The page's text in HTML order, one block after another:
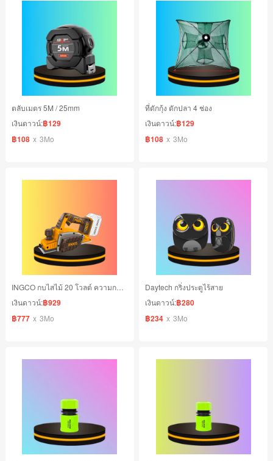
ตลับเมตร 5M / 25mm
เงินดาวน์:฿129
฿108 x 3Mo
ที่ดักกุ้ง ดักปลา 4 ช่อง
เงินดาวน์:฿129
฿108 x 3Mo
INGCO กบไสไม้ 20 โวลต์ ความกว้างในการไส 82 มม. ความเร็วรอบ 14000 รอบ/นาที
เงินดาวน์:฿929
฿777 x 3Mo
Daytech กริ่งประตูไร้สาย
เงินดาวน์:฿280
฿234 x 3Mo